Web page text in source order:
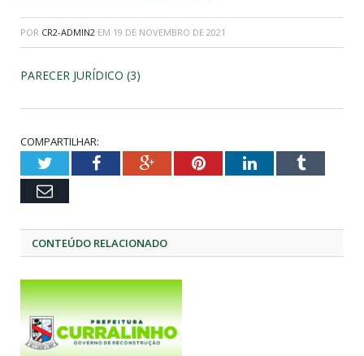
POR CR2-ADMIN2 EM 19 DE NOVEMBRO DE 2021
PARECER JURÍDICO (3)
COMPARTILHAR:
TwitterFacebookGoogle+PinterestLinkedInTumblr
Email
CONTEÚDO RELACIONADO